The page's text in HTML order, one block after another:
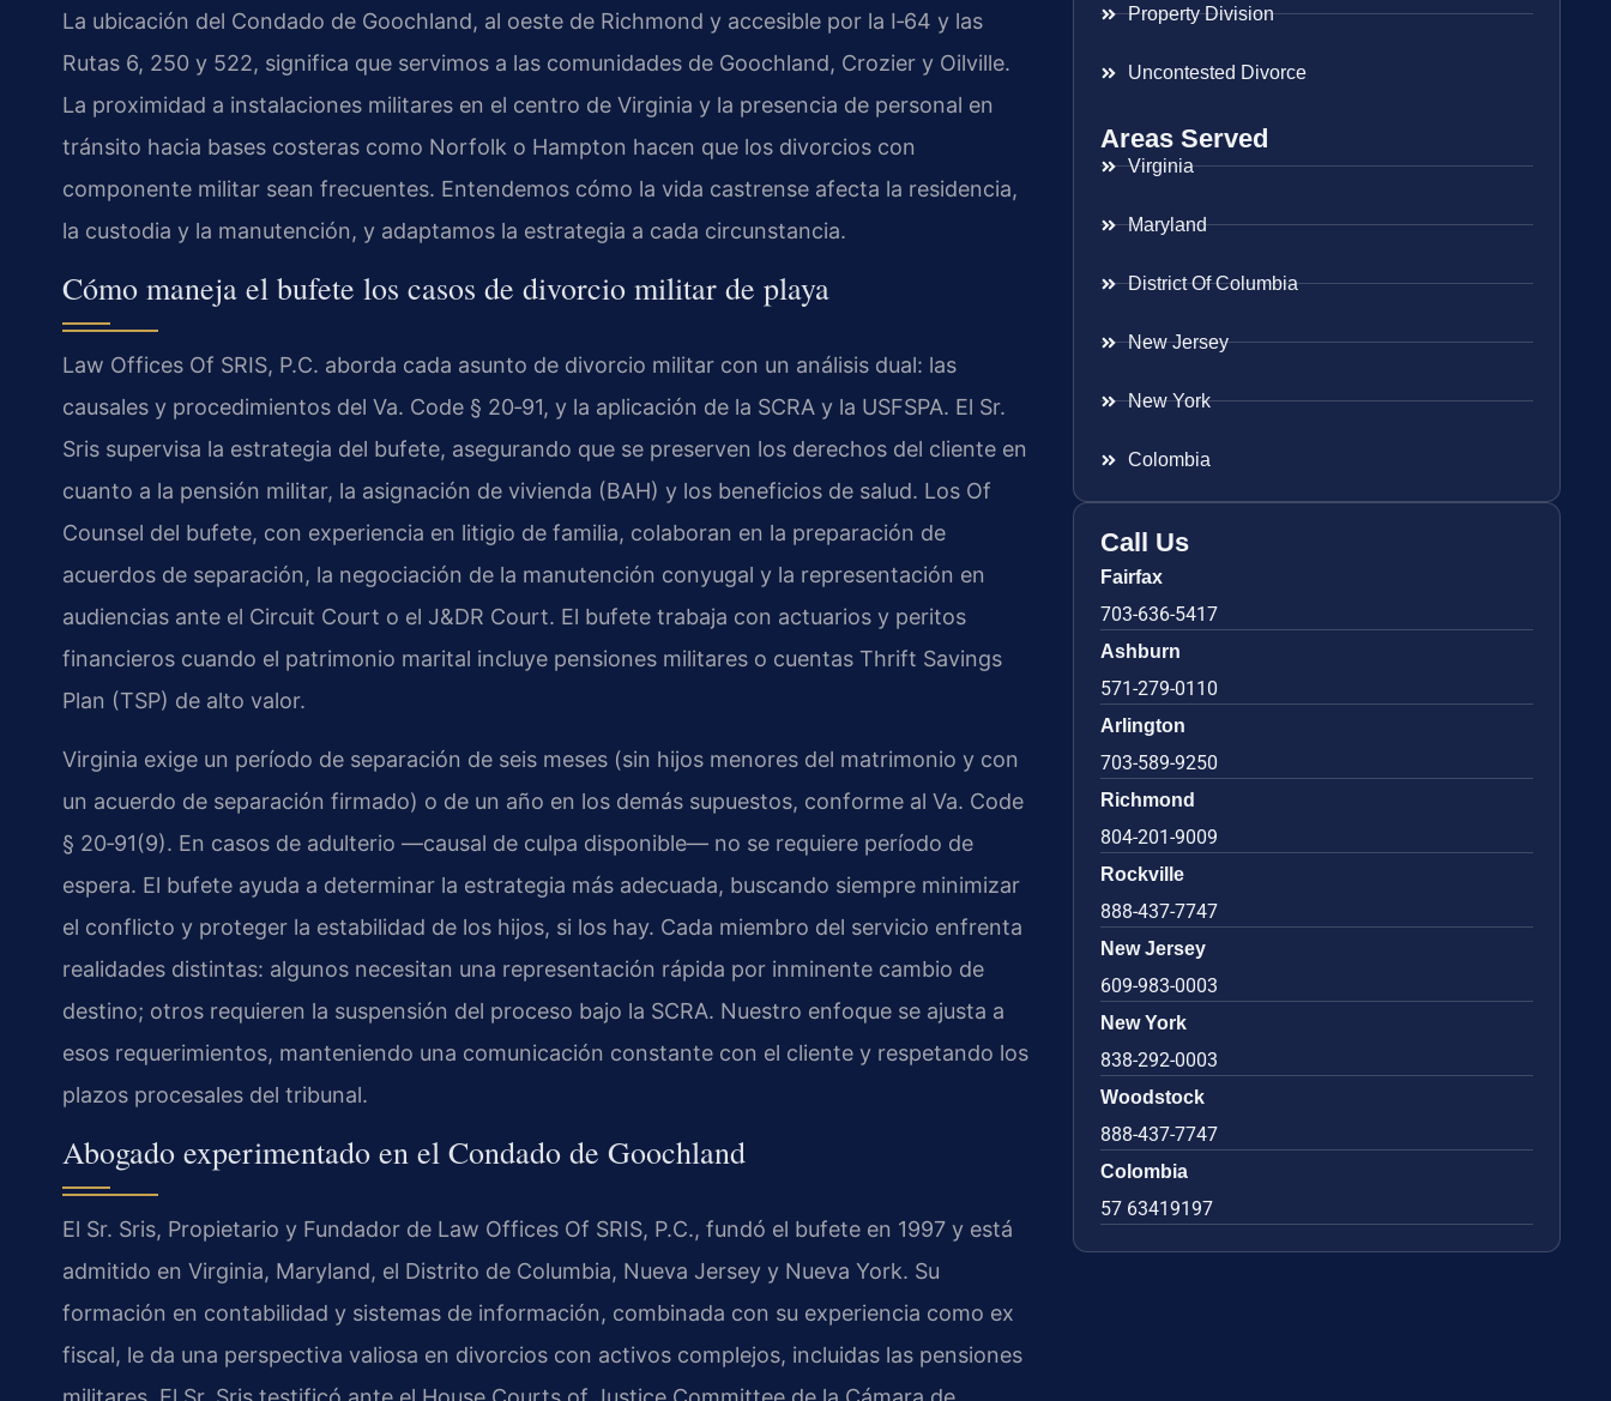
La ubicación del Condado de Goochland, al oeste de Richmond y accesible por la I‑64 y las
Rutas 6, 250 y 522, significa que servimos a las comunidades de Goochland, Crozier y Oilville.
La proximidad a instalaciones militares en el centro de Virginia y la presencia de personal en
tránsito hacia bases costeras como Norfolk o Hampton hacen que los divorcios con
componente militar sean frecuentes. Entendemos cómo la vida castrense afecta la residencia,
la custodia y la manutención, y adaptamos la estrategia a cada circunstancia.
Cómo maneja el bufete los casos de divorcio militar de playa
Law Offices Of SRIS, P.C. aborda cada asunto de divorcio militar con un análisis dual: las
causales y procedimientos del Va. Code § 20‑91, y la aplicación de la SCRA y la USFSPA. El Sr.
Sris supervisa la estrategia del bufete, asegurando que se preserven los derechos del cliente en
cuanto a la pensión militar, la asignación de vivienda (BAH) y los beneficios de salud. Los Of
Counsel del bufete, con experiencia en litigio de familia, colaboran en la preparación de
acuerdos de separación, la negociación de la manutención conyugal y la representación en
audiencias ante el Circuit Court o el J&DR Court. El bufete trabaja con actuarios y peritos
financieros cuando el patrimonio marital incluye pensiones militares o cuentas Thrift Savings
Plan (TSP) de alto valor.
Virginia exige un período de separación de seis meses (sin hijos menores del matrimonio y con
un acuerdo de separación firmado) o de un año en los demás supuestos, conforme al Va. Code
§ 20‑91(9). En casos de adulterio —causal de culpa disponible— no se requiere período de
espera. El bufete ayuda a determinar la estrategia más adecuada, buscando siempre minimizar
el conflicto y proteger la estabilidad de los hijos, si los hay. Cada miembro del servicio enfrenta
realidades distintas: algunos necesitan una representación rápida por inminente cambio de
destino; otros requieren la suspensión del proceso bajo la SCRA. Nuestro enfoque se ajusta a
esos requerimientos, manteniendo una comunicación constante con el cliente y respetando los
plazos procesales del tribunal.
Abogado experimentado en el Condado de Goochland
El Sr. Sris, Propietario y Fundador de Law Offices Of SRIS, P.C., fundó el bufete en 1997 y está
admitido en Virginia, Maryland, el Distrito de Columbia, Nueva Jersey y Nueva York. Su
formación en contabilidad y sistemas de información, combinada con su experiencia como ex
fiscal, le da una perspectiva valiosa en divorcios con activos complejos, incluidas las pensiones
Property Division
Uncontested Divorce
Areas Served
Virginia
Maryland
District Of Columbia
New Jersey
New York
Colombia
Call Us
Fairfax
703-636-5417
Ashburn
571-279-0110
Arlington
703-589-9250
Richmond
804-201-9009
Rockville
888-437-7747
New Jersey
609-983-0003
New York
838-292-0003
Woodstock
888-437-7747
Colombia
57 63419197